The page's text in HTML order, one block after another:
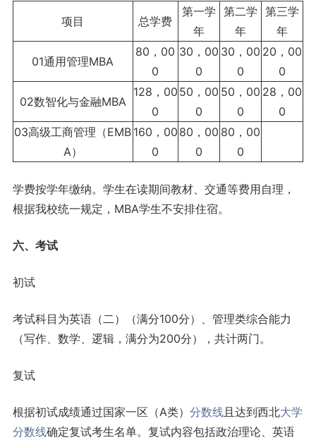
项目 总学费
第一学
年
第二学
年
第三学
年
01通用管理MBA
80，00
0
30，00
0
30，00
0
20，00
0
02数智化与金融MBA
128，00
0
50，00
0
50，00
0
28，00
0
03高级工商管理（EMB
A）
160，00
0
80，00
0
80，00
0
学费按学年缴纳。学生在读期间教材、交通等费用自理，
根据我校统一规定，MBA学生不安排住宿。
六、考试
初试
考试科目为英语（二）（满分100分）、管理类综合能力
（写作、数学、逻辑，满分为200分），共计两门。
复试
根据初试成绩通过国家一区（A类） 分数线且达到西北大学
分数线确定复试考生名单。复试内容包括政治理论、英语